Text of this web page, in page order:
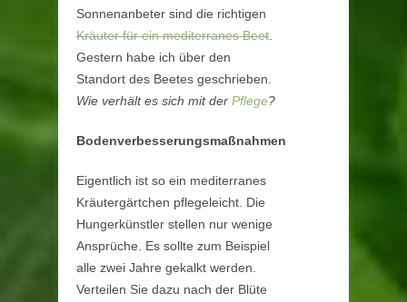
Sonnenanbeter sind die richtigen
Kräuter für ein mediterranes Beet
Gestern habe ich über den
Standort des Beetes geschrieben.
Wie verhält es sich mit der Pflege?
Bodenverbesserungsmaßnahmen
Eigentlich ist so ein mediterranes
Kräutergärtchen pflegeleicht. Die
Hungerkünstler stellen nur wenige
Ansprüche. Es sollte zum Beispiel
alle zwei Jahre gekalkt werden.
Verteilen Sie dazu nach der Blüte